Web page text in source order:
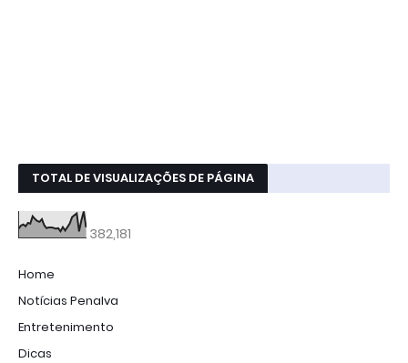
TOTAL DE VISUALIZAÇÕES DE PÁGINA
382,181
Home
Notícias Penalva
Entretenimento
Dicas